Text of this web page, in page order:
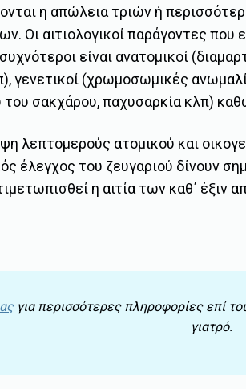
η απώλεια τριών ή
Οι αιτιολογικοί παράγοντες
είναι ανατομικοί
γενετικοί (χρωμοσωμικές
του σακχάρου, παχυσαρκία κλπ)
λεπτομερούς ατομικού και
έλεγχος του ζευγαριού δίνουν
η αιτία των καθ΄ έξιν
για περισσότερες πληροφορίες επί
γιατρό.